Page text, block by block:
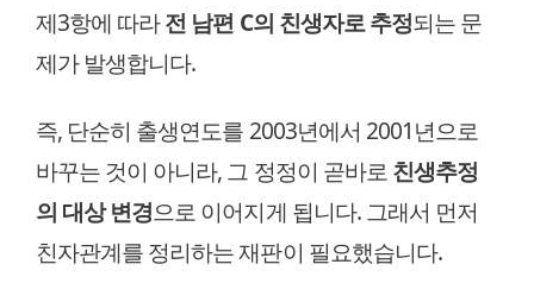
제3항에 따라전 남편 C의 친생자로 추정되는 문
제가 발생합니다.
즉, 단순히 출생연도를 2003년에서 2001년으로
바꾸는 것이 아니라, 그 정정이 곧바로친생추정
의 대상 변경으로 이어지게 됩니다. 그래서 먼저
친자관계를 정리하는 재판이 필요했습니다.